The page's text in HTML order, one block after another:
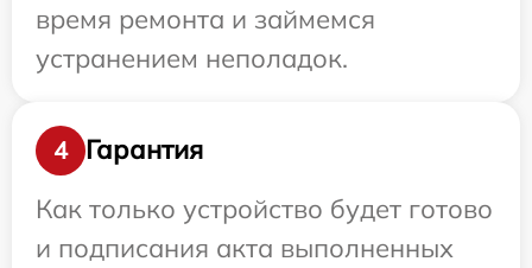
время ремонта и займемся
устранением неполадок.
4
Гарантия
Как только устройство будет готово
и подписания акта выполненных